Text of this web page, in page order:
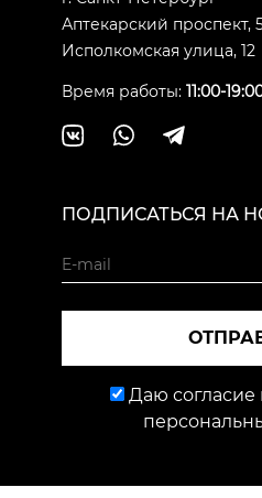
Аптекарский проспект,
Исполкомская улица, 12
Время работы: 11:00-
ПОДПИСАТЬСЯ НА
Даю согласие